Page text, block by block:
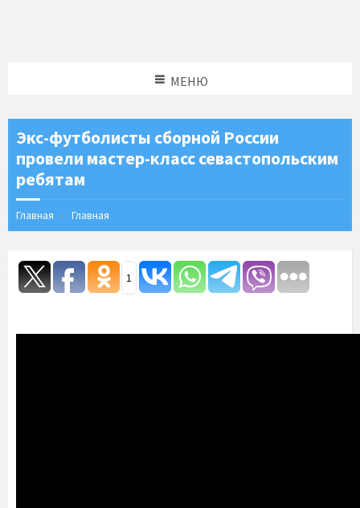
МЕНЮ
Экс-футболисты сборной России
провели мастер-класс севастопольским
ребятам
Главная Главная
1